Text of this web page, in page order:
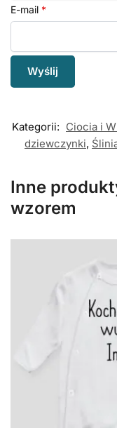
E-mail *
Kategorii: Ciocia i
dziewczynki,
Inne
wzorem